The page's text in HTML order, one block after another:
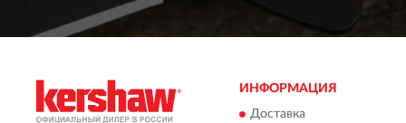
ИНФОРМАЦИЯ
Доставка